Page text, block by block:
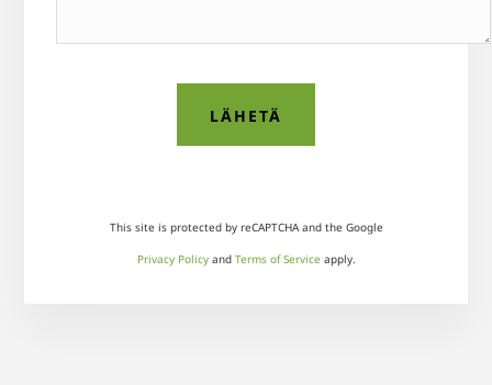
This site is protected by reCAPTCHA and the Google
Privacy Policyand Terms of Service apply.